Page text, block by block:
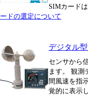
SIMカード
ードの選定について
デジタル
センサから
ます。 観測
間風速を指
覚的に表示